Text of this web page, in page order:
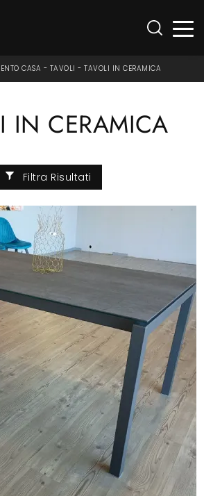
CASA - TAVOLI -TAVOLI IN CERAMICA
IN CERAMICA
Filtra Risultati